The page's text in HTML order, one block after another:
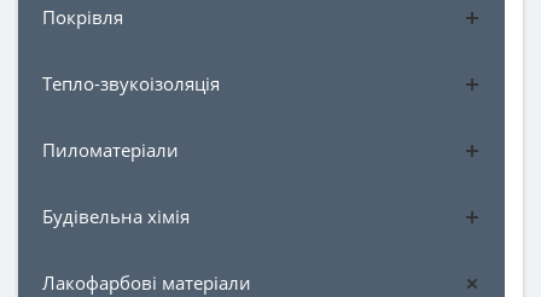
Покрівля
Тепло-звукоізоляція
Пиломатеріали
Будівельна хімія
Лакофарбові матеріали